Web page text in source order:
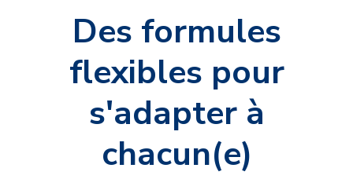
Des formules
flexibles pour
s'adapter à
chacun(e)